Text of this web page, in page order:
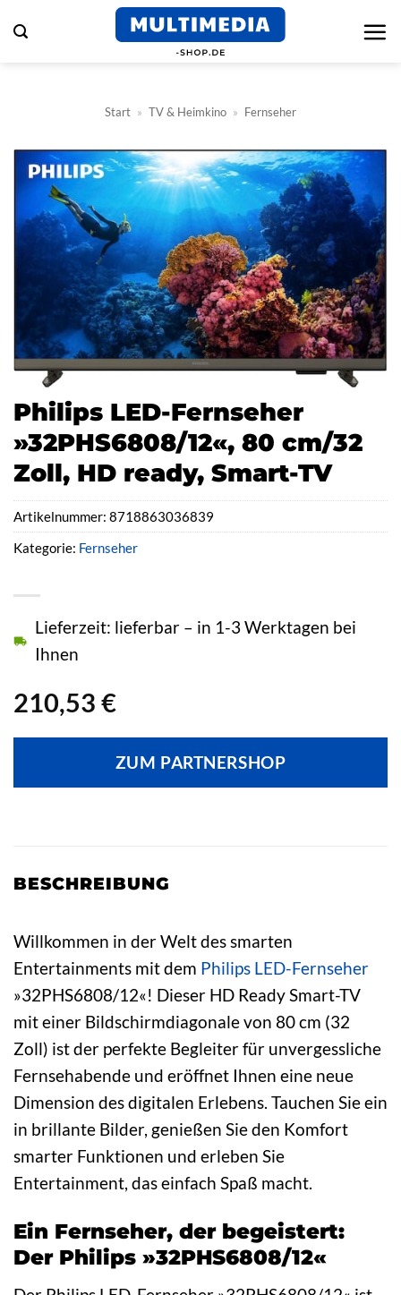
Inhalt
Start » TV & Heimkino » Fernseher
Philips LED-Fernseher
»32PHS6808/12«, 80 cm/32
Zoll, HD ready, Smart-TV
210,53 €
Lieferzeit: lieferbar – in 1-3 Werktagen bei
Ihnen
ZUM PARTNERSHOP
Artikelnummer: 8718863036839
Kategorie: Fernseher
BESCHREIBUNG
Willkommen in der Welt des smarten
Entertainments mit dem Philips LED-Fernseher
»32PHS6808/12«! Dieser HD Ready Smart-TV
mit einer Bildschirmdiagonale von 80 cm (32
Zoll) ist der perfekte Begleiter für unvergessliche
Fernsehabende und eröffnet Ihnen eine neue
Dimension des digitalen Erlebens. Tauchen Sie ein
in brillante Bilder, genießen Sie den Komfort
smarter Funktionen und erleben Sie
Entertainment, das einfach Spaß macht.
Ein Fernseher, der begeistert:
Der Philips »32PHS6808/12«